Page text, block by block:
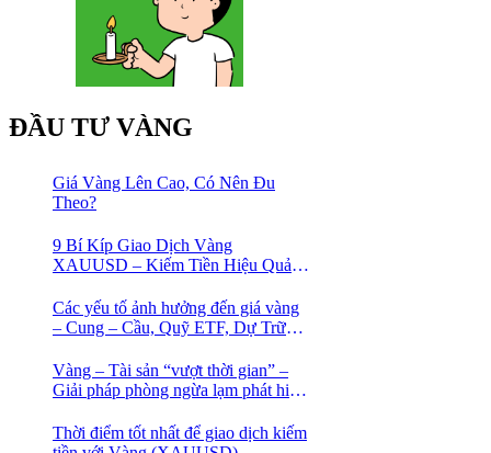
ĐẦU TƯ VÀNG
Giá Vàng Lên Cao, Có Nên Đu
Theo?
9 Bí Kíp Giao Dịch Vàng
XAUUSD – Kiếm Tiền Hiệu Quả
Các yếu tố ảnh hưởng đến giá vàng
– Cung – Cầu, Quỹ ETF, Dự Trữ
Vàng – Tài sản “vượt thời gian” –
Giải pháp phòng ngừa lạm phát hiệu
Thời điểm tốt nhất để giao dịch kiếm